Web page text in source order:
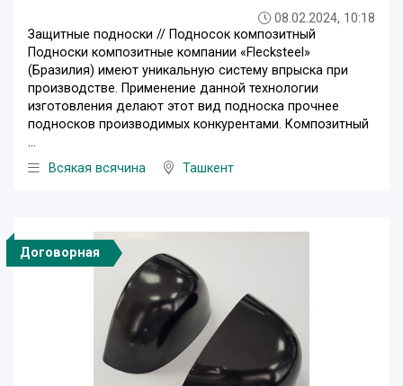
08.02.2024, 10:18
Защитные подноски // Подносок композитный
Подноски композитные компании «Flecksteel»
(Бразилия) имеют уникальную систему впрыска при
производстве. Применение данной технологии
изготовления делают этот вид подноска прочнее
подносков производимых конкурентами. Композитный
...
Всякая всячина
Ташкент
Договорная